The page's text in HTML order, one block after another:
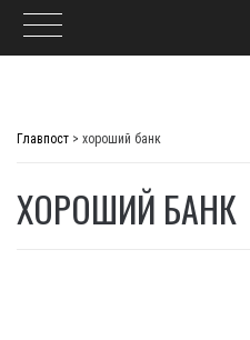
Главпост > хороший банк
ХОРОШИЙ БАНК